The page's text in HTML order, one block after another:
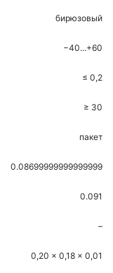
бирюзовый
−40...+60
≤ 0,2
≥ 30
пакет
0.08699999999999999
0.091
–
0,20 x 0,18 x 0,01